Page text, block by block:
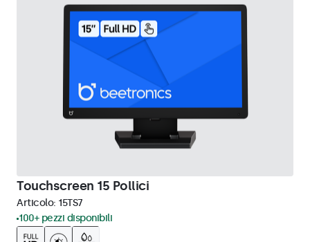
Touchscreen 15 Pollici
Articolo: 15TS7
100+ pezzi disponibili